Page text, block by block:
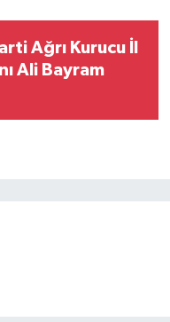
Ağrı Kurucu İl
Ali Bayram